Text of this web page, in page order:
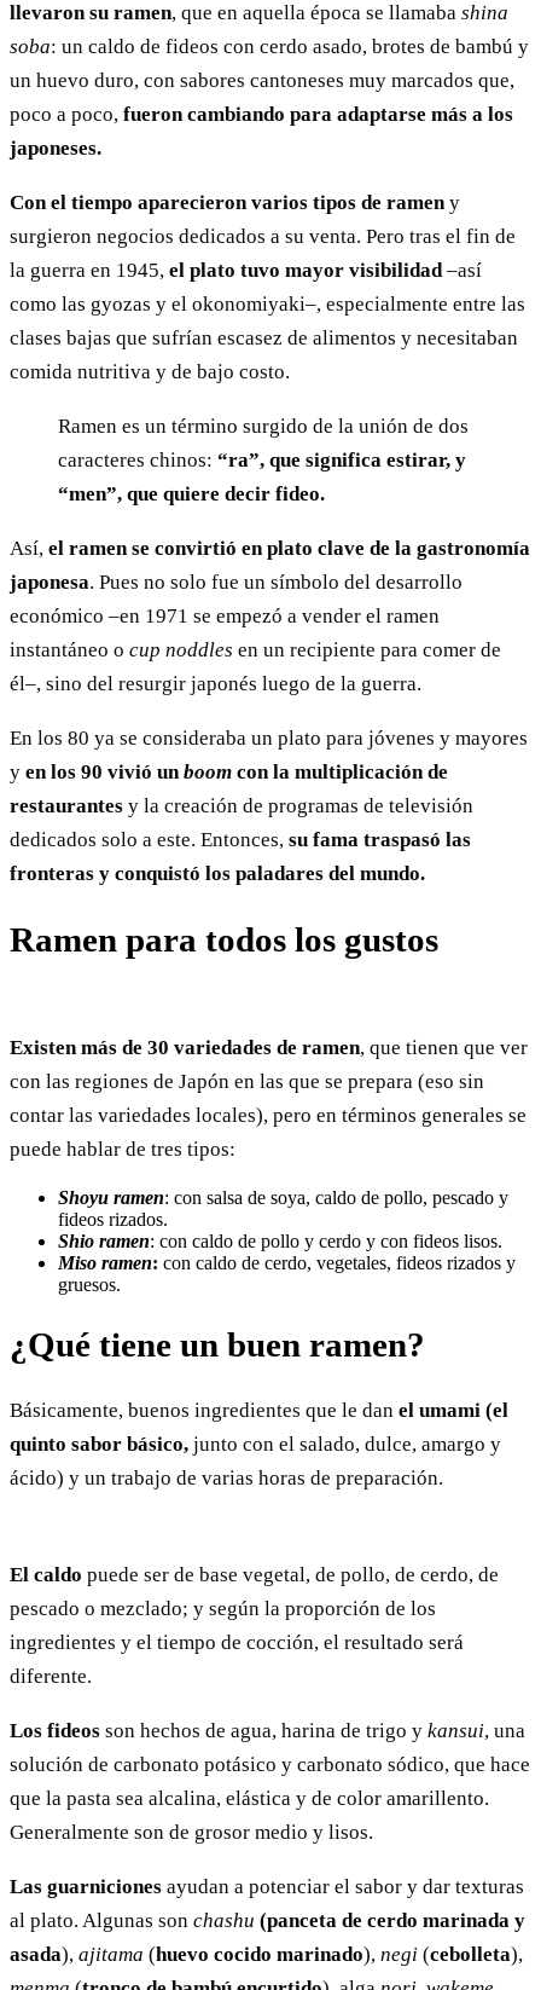
llevaron su ramen, que en aquella época se llamaba shina
soba: un caldo de fideos con cerdo asado, brotes de bambú y
un huevo duro, con sabores cantoneses muy marcados que,
poco a poco, fueron cambiando para adaptarse más a los
japoneses.
Con el tiempo aparecieron varios tipos de rameny
surgieron negocios dedicados a su venta. Pero tras el fin de
la guerra en 1945, el plato tuvo mayor visibilidad–así
como las gyozas y el okonomiyaki–, especialmente entre las
clases bajas que sufrían escasez de alimentos y necesitaban
comida nutritiva y de bajo costo.
Ramen es un término surgido de la unión de dos
caracteres chinos: “ra”, que significa estirar, y
“men”, que quiere decir fideo.
Así, el ramen se convirtió en plato clave de la gastronomía
japonesa. Pues no solo fue un símbolo del desarrollo
económico –en 1971 se empezó a vender el ramen
instantáneo o cup noddles en un recipiente para comer de
él–, sino del resurgir japonés luego de la guerra.
En los 80 ya se consideraba un plato para jóvenes y mayores
y en los 90 vivió unboom con la multiplicación de
restaurantes y la creación de programas de televisión
dedicados solo a este. Entonces, su fama traspasó las
fronteras y conquistó los paladares del mundo.
Ramen para todos los gustos
Existen más de 30 variedades de ramen, que tienen que ver
con las regiones de Japón en las que se prepara (eso sin
contar las variedades locales), pero en términos generales se
puede hablar de tres tipos:
Shoyu ramen: con salsa de soya, caldo de pollo, pescado y
fideos rizados.
Shio ramen: con caldo de pollo y cerdo y con fideos lisos.
Miso ramen: con caldo de cerdo, vegetales, fideos rizados y
gruesos.
¿Qué tiene un buen ramen?
Básicamente, buenos ingredientes que le dan el umami (el
quinto sabor básico, junto con el salado, dulce, amargo y
ácido) y un trabajo de varias horas de preparación.
El caldo puede ser de base vegetal, de pollo, de cerdo, de
pescado o mezclado; y según la proporción de los
ingredientes y el tiempo de cocción, el resultado será
diferente.
Los fideos son hechos de agua, harina de trigo y kansui, una
solución de carbonato potásico y carbonato sódico, que hace
que la pasta sea alcalina, elástica y de color amarillento.
Generalmente son de grosor medio y lisos.
Las guarniciones ayudan a potenciar el sabor y dar texturas
al plato. Algunas son chashu (panceta de cerdo marinada y
asada), ajitama (huevo cocido marinado), negi (cebolleta),